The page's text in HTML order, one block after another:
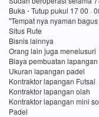
Buka ⋅ Tutup pukul 17 00 ·
"Tempat nya nyaman
Situs Rute
Bisnis lainnya
Orang lain juga menelusuri
Biaya pembuatan
Ukuran lapangan padel
Kontraktor lapangan Futsal
Kontraktor lapangan olah
Kontraktor lapangan mini
Padel